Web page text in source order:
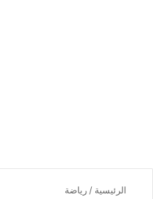
الرئيسية / رياضة